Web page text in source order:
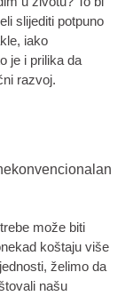
slijediti potpuno
iako
je i prilika da
razvoj.
može biti
koštaju više
želimo da
našu